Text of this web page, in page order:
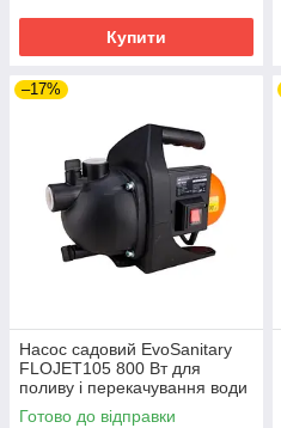
Купити
–17%
Насос садовий EvoSanitary
FLOJET105 800 Вт для
поливу і перекачування води
Готово до відправки